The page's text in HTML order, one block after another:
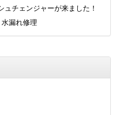
ュチェンジャーが来ました！
漏れ修理